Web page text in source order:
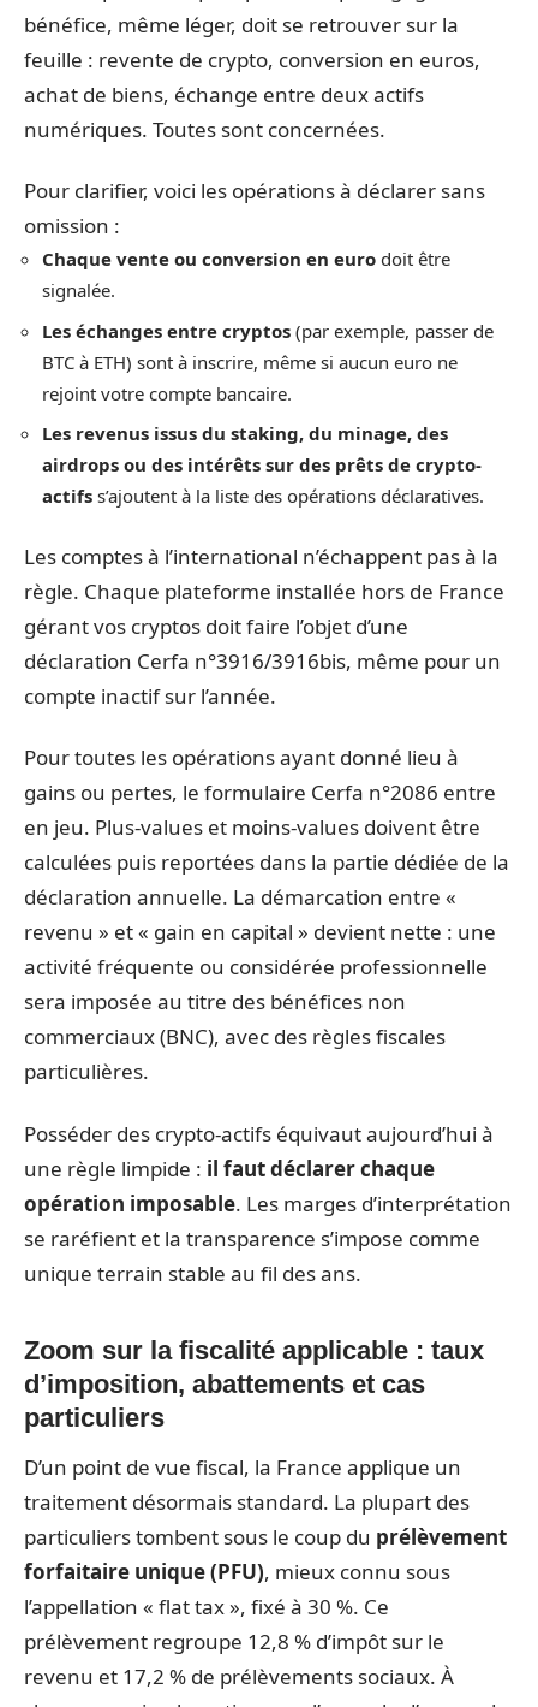
bénéfice, même léger, doit se retrouver sur la
feuille : revente de crypto, conversion en euros,
achat de biens, échange entre deux actifs
numériques. Toutes sont concernées.
Pour clarifier, voici les opérations à déclarer sans
omission :
Chaque vente ou conversion en euro doit être
signalée.
Les échanges entre cryptos (par exemple, passer de
BTC à ETH) sont à inscrire, même si aucun euro ne
rejoint votre compte bancaire.
Les revenus issus du staking, du minage, des
airdrops ou des intérêts sur des prêts de crypto-
actifs s’ajoutent à la liste des opérations déclaratives.
Les comptes à l’international n’échappent pas à la
règle. Chaque plateforme installée hors de France
gérant vos cryptos doit faire l’objet d’une
déclaration Cerfa n°3916/3916bis, même pour un
compte inactif sur l’année.
Pour toutes les opérations ayant donné lieu à
gains ou pertes, le formulaire Cerfa n°2086 entre
en jeu. Plus-values et moins-values doivent être
calculées puis reportées dans la partie dédiée de la
déclaration annuelle. La démarcation entre «
revenu » et « gain en capital » devient nette : une
activité fréquente ou considérée professionnelle
sera imposée au titre des bénéfices non
commerciaux (BNC), avec des règles fiscales
particulières.
Posséder des crypto-actifs équivaut aujourd’hui à
une règle limpide : il faut déclarer chaque
opération imposable. Les marges d’interprétation
se raréfient et la transparence s’impose comme
unique terrain stable au fil des ans.
Zoom sur la fiscalité applicable : taux
d’imposition, abattements et cas
particuliers
D’un point de vue fiscal, la France applique un
traitement désormais standard. La plupart des
particuliers tombent sous le coup du prélèvement
forfaitaire unique (PFU), mieux connu sous
l’appellation « flat tax », fixé à 30 %. Ce
prélèvement regroupe 12,8 % d’impôt sur le
revenu et 17,2 % de prélèvements sociaux. À